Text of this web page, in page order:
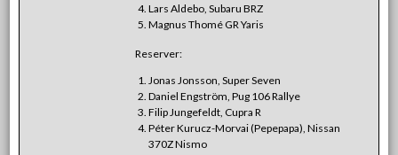
Lars Aldebo, Subaru BRZ
Magnus Thomé GR Yaris
Reserver:
Jonas Jonsson, Super Seven
Daniel Engström, Pug 106 Rallye
Filip Jungefeldt, Cupra R
Péter Kurucz-Morvai (Pepepapa), Nissan
370Z Nismo